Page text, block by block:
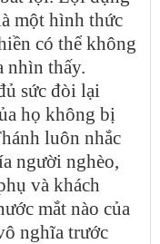
một hình thức
có thể không
nhìn thấy.
sức đòi lại
họ không bị
luôn nhắc
người nghèo,
và khách
mắt nào của
nghĩa trước